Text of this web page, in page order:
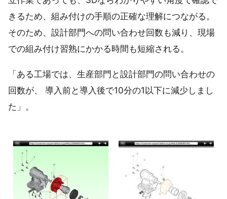
きるため、組み付けの手順の正確な理解につながる。
そのため、設計部門への問い合わせ回数も減り、現場
での組み付け習熟にかかる時間も短縮される。
「ある工場では、生産部門と設計部門の問い合わせの
回数が、 導入前と導入後で10分の1以下に減少しまし
た」。